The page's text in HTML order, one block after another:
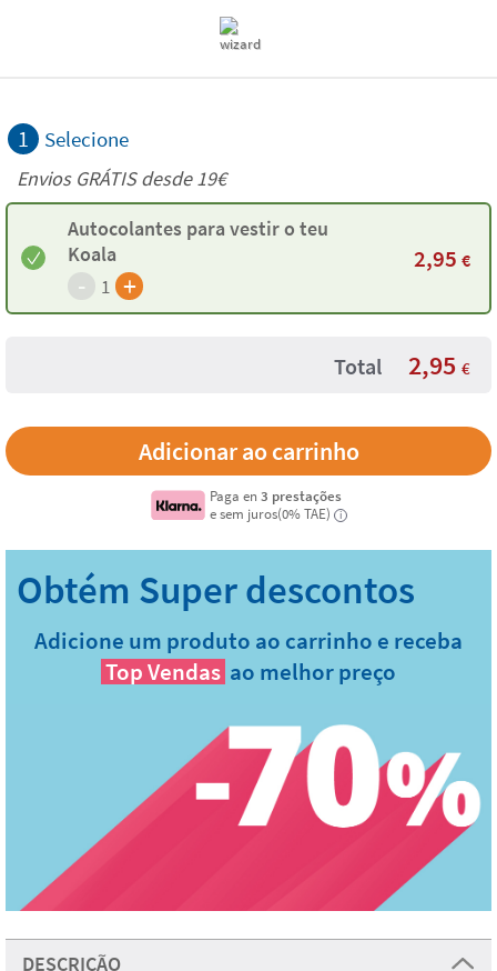
1 Selecione
Envios GRÁTIS desde 19€
Autocolantes para vestir o teu
Koala
- 1 +
2,95 €
Total 2,95 €
Paga en3 prestações
e sem juros(0% TAE)
i
Adicione um produto ao carrinho e receba
Top Vendas ao melhor preço
DESCRIÇÃO